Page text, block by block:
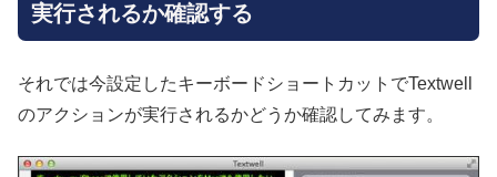
実行されるか確認する
それでは今設定したキーボードショートカットでTextwell
のアクションが実行されるかどうか確認してみます。